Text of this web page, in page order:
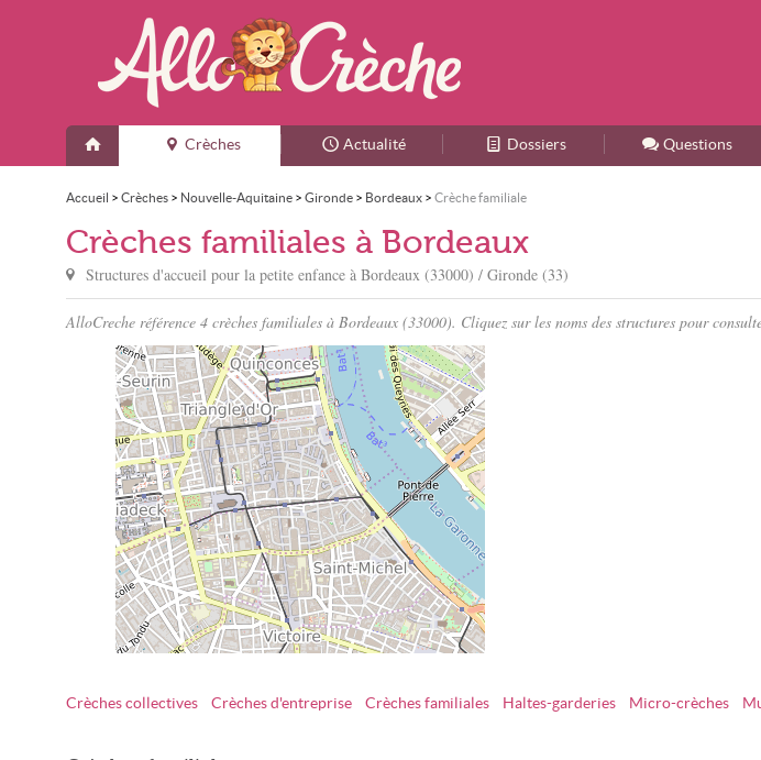
Accueil
Crèches Actualité Dossiers Questions
Accueil > Crèches > Nouvelle-Aquitaine > Gironde > Bordeaux > Crèche familiale
Crèches familiales à Bordeaux
Structures d'accueil pour la petite enfance à Bordeaux (33000) / Gironde (33)
AlloCreche référence 4 crèches familiales à Bordeaux (33000). Cliquez sur les noms des structures pour
Crèches familiales à Bordeaux
Crèches collectives Crèches d'entreprise Crèches familiales Haltes-garderies Micro-crèches